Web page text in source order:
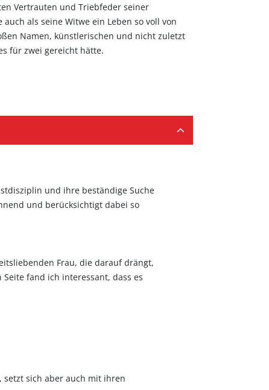
Vertrauten und Triebfeder seiner
als seine Witwe ein Leben so voll von
Namen, künstlerischen und nicht zuletzt
für zwei gereicht hätte.
und ihre beständige Suche
und berücksichtigt dabei so
Frau, die darauf drängt,
fand ich interessant, dass es
sich aber auch mit ihren